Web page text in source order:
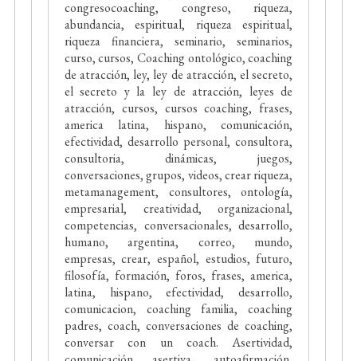
congresocoaching, congreso, riqueza,
abundancia, espiritual, riqueza espiritual,
riqueza financiera, seminario, seminarios,
curso, cursos, Coaching ontológico, coaching
de atracción, ley, ley de atracción, el secreto,
el secreto y la ley de atracción, leyes de
atracción, cursos, cursos coaching, frases,
america latina, hispano, comunicación,
efectividad, desarrollo personal, consultora,
consultoria, dinámicas, juegos,
conversaciones, grupos, videos, crear riqueza,
metamanagement, consultores, ontología,
empresarial, creatividad, organizacional,
competencias, conversacionales, desarrollo,
humano, argentina, correo, mundo,
empresas, crear, español, estudios, futuro,
filosofía, formación, foros, frases, america,
latina, hispano, efectividad, desarrollo,
comunicacion, coaching familia, coaching
padres, coach, conversaciones de coaching,
conversar con un coach. Asertividad,